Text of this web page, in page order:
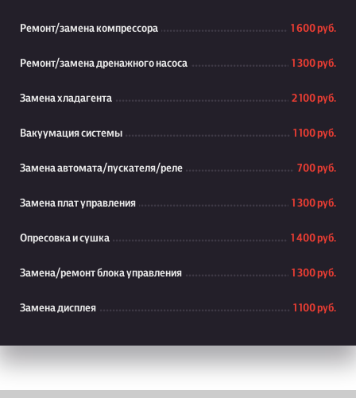
Ремонт/замена компрессора 1 600 руб.
Ремонт/замена дренажного насоса 1 300 руб.
Замена хладагента 2 100 руб.
Вакуумация системы 1 100 руб.
Замена автомата/пускателя/реле 700 руб.
Замена плат управления 1 300 руб.
Опресовка и сушка 1 400 руб.
Замена/ремонт блока управления 1 300 руб.
Замена дисплея 1 100 руб.